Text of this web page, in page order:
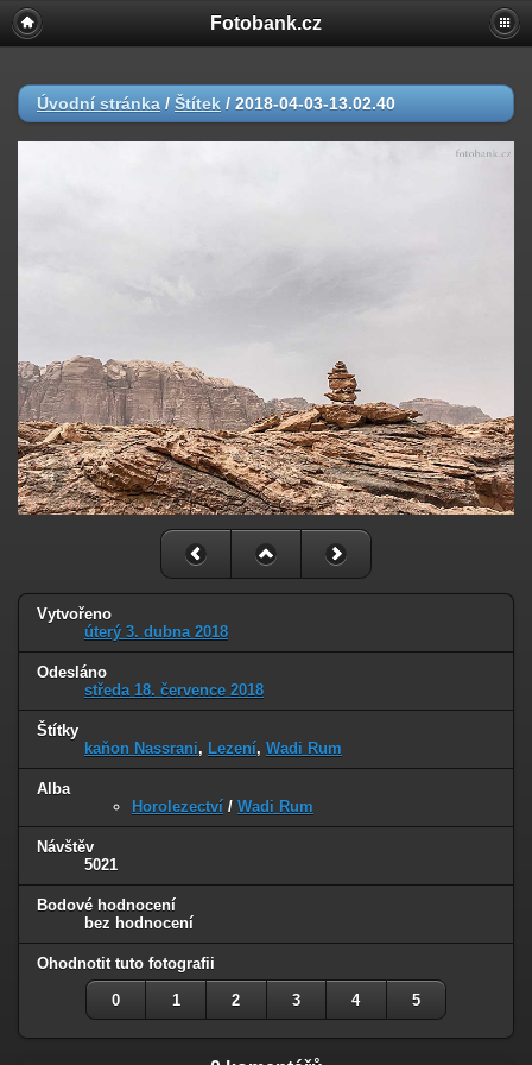
Fotobank.cz
Úvodní stránka / Štítek / 2018-04-03-13.02.40
Vytvořeno
úterý 3. dubna 2018
Odesláno
středa 18. července 2018
Štítky
kaňon Nassrani, Lezení, Wadi Rum
Alba
Horolezectví / Wadi Rum
Návštěv
5021
Bodové hodnocení
bez hodnocení
Ohodnotit tuto fotografii
0 1 2 3 4 5